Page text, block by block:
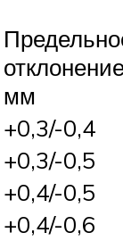
мм
+0,3/-0,4
+0,3/-0,5
+0,4/-0,5
+0,4/-0,6